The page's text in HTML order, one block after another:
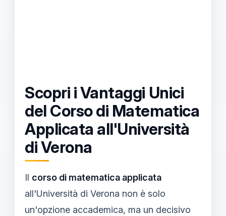
Scopri i Vantaggi Unici
del Corso di Matematica
Applicata all'Università
di Verona
Il corso di matematica applicata
all'Università di Verona non è solo
un'opzione accademica, ma un decisivo